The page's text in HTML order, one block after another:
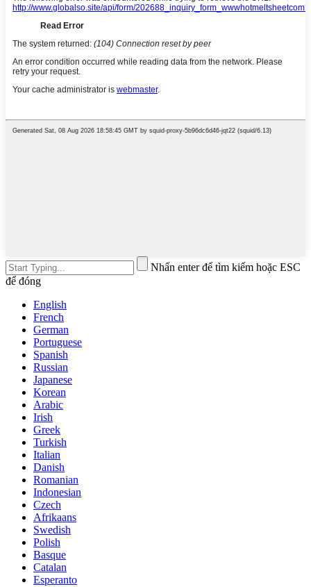
Nhấn enter để tìm kiếm hoặc ESC
để đóng
English
French
German
Portuguese
Spanish
Russian
Japanese
Korean
Arabic
Irish
Greek
Turkish
Italian
Danish
Romanian
Indonesian
Czech
Afrikaans
Swedish
Polish
Basque
Catalan
Esperanto